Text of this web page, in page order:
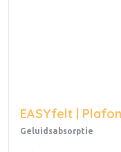
EASYfelt |
Geluidsabsorptie